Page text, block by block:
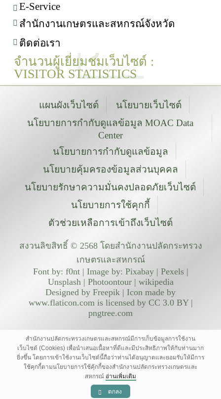
E-Service
สำนักงานเกษตรและสหกรณ์จังหวัด
ติดต่อเรา
จำนวนผู้เยี่ยมชมเว็บไซต์ :
VISITOR STATISTICS
แผนผังเว็บไซต์
นโยบายเว็บไซต์
นโยบายการกำกับดูแลข้อมูล MOAC Data
Center
นโยบายการกำกับดูแลข้อมูล
นโยบายคุ้มครองข้อมูลส่วนบุคคล
นโยบายรักษาความมั่นคงปลอดภัยเว็บไซต์
นโยบายการใช้คุกกี้
ตัวช่วยเหลือการเข้าถึงเว็บไซต์
สงวนลิขสิทธิ์ © 2568 โดยสำนักงานปลัดกระทรวง
เกษตรและสหกรณ์
Font by: f0nt | Image by: Pixabay | Pexels |
Unsplash | Photoontour | wikipedia
Designed by Freepik | Icon made by
www.flaticon.com is licensed by CC 3.0 BY |
pngtree.com
สำนักงานปลัดกระทรวงเกษตรและสหกรณ์มีการเก็บข้อมูลการใช้งาน
เว็บไซต์ (Cookies) เพื่อนำเสนอเนื้อหาที่ดีและมีประสิทธิภาพให้กับท่านมาก
ยิ่งขึ้น โดยการเข้าใช้งานเว็บไซต์นี้ถือว่าท่านได้อนุญาตและยอมรับให้มีการ
ใช้คุกกี้ตามนโยบายการใช้คุ้กกี้ของสำนักงานปลัดกระทรวงเกษตรและ
สหกรณ์ อ่านเพิ่มเติม
ตกลง